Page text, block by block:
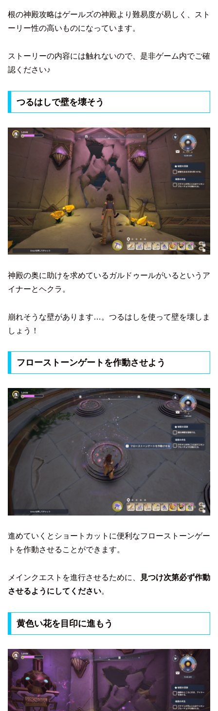
根の神殿攻略はゲールズの神殿より難易度が易しく、スト
ーリー性の高いものになっています。
ストーリーの内容には触れないので、是非ゲーム内でご確
認ください♪
つるはしで壁を壊そう
神殿の奥に助けを求めているガルドゥールがいるというア
イナーとヘクラ。
崩れそうな壁があります…。つるはしを使って壁を壊しま
しょう！
フローストーンゲートを作動させよう
進めていくとショートカットに便利なフローストーンゲー
トを作動させることができます。
メインクエストを進行させるために、
見つけ次第必ず作動
させるようにしてください。
黄色い花を目印に進もう